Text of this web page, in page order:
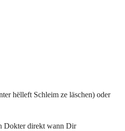
hëlleft Schleim ze läschen) oder
Dokter direkt wann Dir